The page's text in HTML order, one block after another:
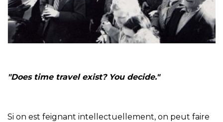
"Does time travel exist? You decide."
Si on est feignant intellectuellement, on peut faire